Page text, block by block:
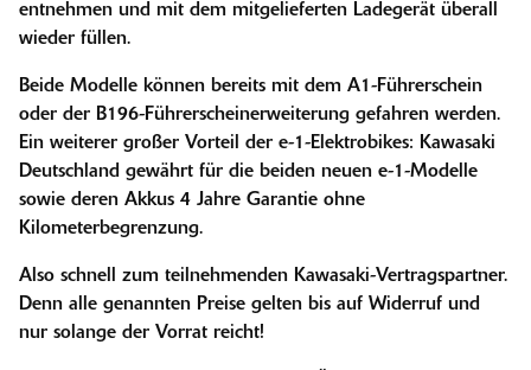
entnehmen und mit dem mitgelieferten Ladegerät überall
wieder füllen.
Beide Modelle können bereits mit dem A1-Führerschein
oder der B196-Führerscheinerweiterung gefahren werden.
Ein weiterer großer Vorteil der e-1-Elektrobikes: Kawasaki
Deutschland gewährt für die beiden neuen e-1-Modelle
sowie deren Akkus 4 Jahre Garantie ohne
Kilometerbegrenzung.
Also schnell zum teilnehmenden Kawasaki-Vertragspartner.
Denn alle genannten Preise gelten bis auf Widerruf und
nur solange der Vorrat reicht!